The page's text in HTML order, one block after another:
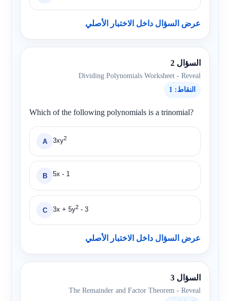
عرض السؤال داخل الاختبار الأصلي
السؤال 2
Dividing Polynomials Worksheet - Reveal
النقاط: 1
Which of the following polynomials is a trinomial?
A 3xy2
B 5x - 1
C 3x + 5y2 - 3
عرض السؤال داخل الاختبار الأصلي
السؤال 3
The Remainder and Factor Theorem - Reveal